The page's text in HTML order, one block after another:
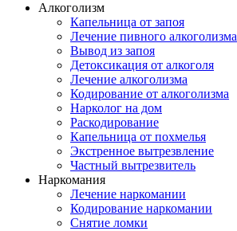
Алкоголизм
Капельница от запоя
Лечение пивного алкоголизма
Вывод из запоя
Детоксикация от алкоголя
Лечение алкоголизма
Кодирование от алкоголизма
Нарколог на дом
Раскодирование
Капельница от похмелья
Экстренное вытрезвление
Частный вытрезвитель
Наркомания
Лечение наркомании
Кодирование наркомании
Снятие ломки